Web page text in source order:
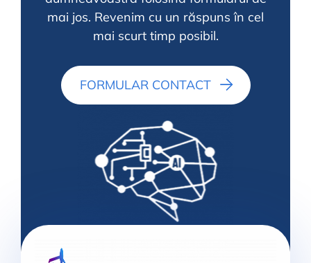
mai jos. Revenim cu un răspuns în cel
mai scurt timp posibil.
FORMULAR CONTACT